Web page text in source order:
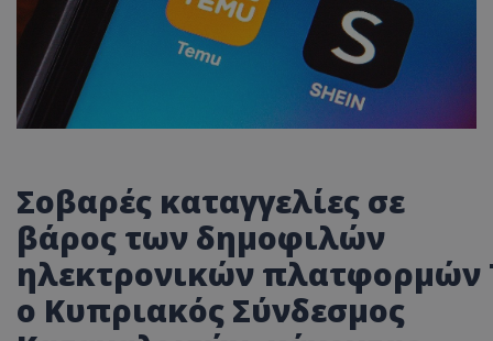
Σοβαρές καταγγελίες σε
βάρος των δημοφιλών
ηλεκτρονικών πλατφορμών
ο Κυπριακός Σύνδεσμος